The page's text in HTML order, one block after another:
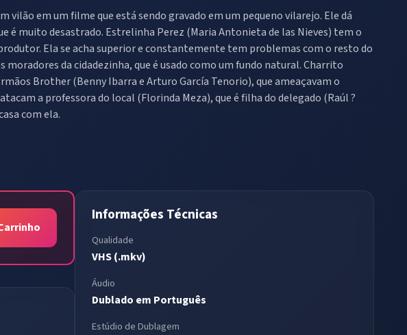
em um filme que está sendo gravado em um pequeno vilarejo. Ele dá
é muito desastrado. Estrelinha Perez (Maria Antonieta de las Nieves) tem o
Ela se acha superior e constantemente tem problemas com o resto do
da cidadezinha, que é usado como um fundo natural. Charrito
Brother (Benny Ibarra e Arturo García Tenorio), que ameaçavam o
a professora do local (Florinda Meza), que é filha do delegado (Raúl ?
com ela.
Informações Técnicas
Qualidade
VHS (.mkv)
Áudio
Dublado em Português
Estúdio de Dublagem